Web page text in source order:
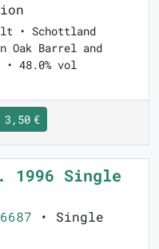
• Schottland
Oak Barrel and
• 48.0% vol
€
1996 Single
• Single